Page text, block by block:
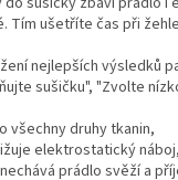
Tím ušetříte čas při
nejlepších výsledků
sušičku", "Zvolte
všechny druhy tkanin,
elektrostatický náboj,
prádlo svěží a